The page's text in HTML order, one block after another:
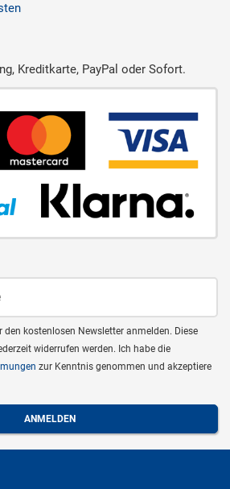
Kreditkarte, PayPal oder Sofort.
kostenlosen Newsletter anmelden. Diese
widerrufen werden. Ich habe die
zur Kenntnis genommen und akzeptiere